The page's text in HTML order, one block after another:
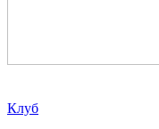
Клуб